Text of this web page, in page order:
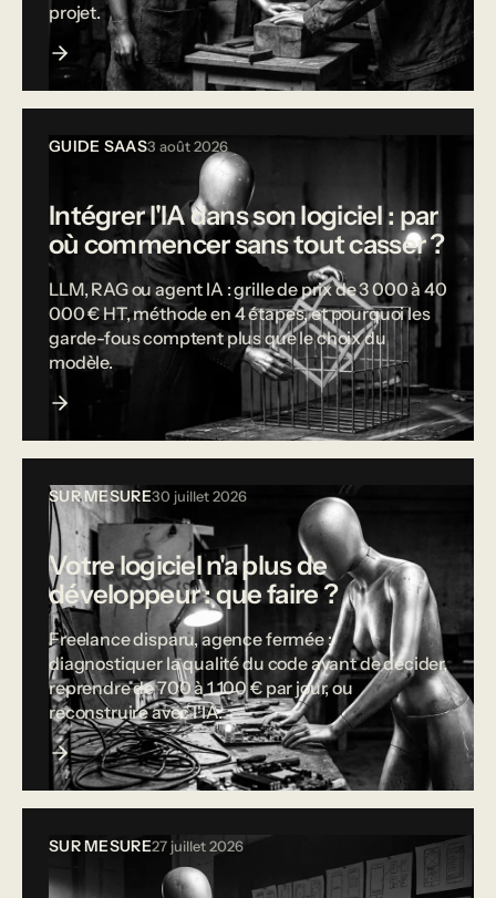
projet.
GUIDE SAAS3 août 2026
Intégrer l'IA dans son logiciel : par
où commencer sans tout casser ?
LLM, RAG ou agent IA : grille de prix de 3 000 à 40
000 € HT, méthode en 4 étapes, et pourquoi les
garde-fous comptent plus que le choix du
modèle.
SUR MESURE30 juillet 2026
Votre logiciel n'a plus de
développeur : que faire ?
Freelance disparu, agence fermée :
diagnostiquer la qualité du code avant de décider,
reprendre de 700 à 1 100 € par jour, ou
reconstruire avec l'IA.
SUR MESURE27 juillet 2026